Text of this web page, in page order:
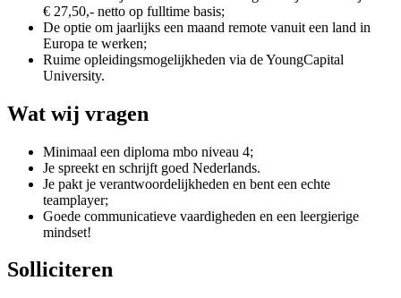
€ 27,50,- netto op fulltime basis;
De optie om jaarlijks een maand remote vanuit een land in
Europa te werken;
Ruime opleidingsmogelijkheden via de YoungCapital
University.
Wat wij vragen
Minimaal een diploma mbo niveau 4;
Je spreekt en schrijft goed Nederlands.
Je pakt je verantwoordelijkheden en bent een echte
teamplayer;
Goede communicatieve vaardigheden en een leergierige
mindset!
Solliciteren